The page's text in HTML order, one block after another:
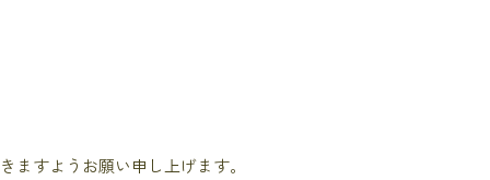
すようお願い申し上げます。